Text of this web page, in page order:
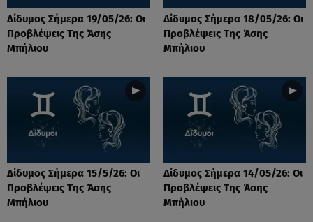
Δίδυμος Σήμερα 19/05/26: Οι
Προβλέψεις Της Άσης
Μπήλιου
Δίδυμος Σήμερα 18/05/26: Οι
Προβλέψεις Της Άσης
Μπήλιου
Δίδυμος Σήμερα 15/5/26: Οι
Προβλέψεις Της Άσης
Μπήλιου
Δίδυμος Σήμερα 14/05/26: Οι
Προβλέψεις Της Άσης
Μπήλιου